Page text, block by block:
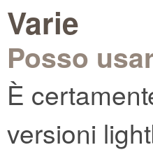
Varie
Posso
È
versioni